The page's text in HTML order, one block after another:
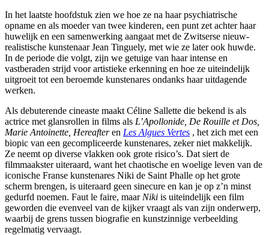
In het laatste hoofdstuk zien we hoe ze na haar psychiatrische
opname en als moeder van twee kinderen, een punt zet achter haar
huwelijk en een samenwerking aangaat met de Zwitserse nieuw-
realistische kunstenaar Jean Tinguely, met wie ze later ook huwde.
In de periode die volgt, zijn we getuige van haar intense en
vastberaden strijd voor artistieke erkenning en hoe ze uiteindelijk
uitgroeit tot een beroemde kunstenares ondanks haar uitdagende
werken.
Als debuterende cineaste maakt Céline Sallette die bekend is als
actrice met glansrollen in films als L’Apollonide, De Rouille et Dos,
Marie Antoinette, Hereafteren Les Algues Vertes , het zich met een
biopic van een gecompliceerde kunstenares, zeker niet makkelijk.
Ze neemt op diverse vlakken ook grote risico’s. Dat siert de
filmmaakster uiteraard, want het chaotische en woelige leven van de
iconische Franse kunstenares Niki de Saint Phalle op het grote
scherm brengen, is uiteraard geen sinecure en kan je op z’n minst
gedurfd noemen. Faut le faire, maar Niki is uiteindelijk een film
geworden die evenveel van de kijker vraagt als van zijn onderwerp,
waarbij de grens tussen biografie en kunstzinnige verbeelding
regelmatig vervaagt.